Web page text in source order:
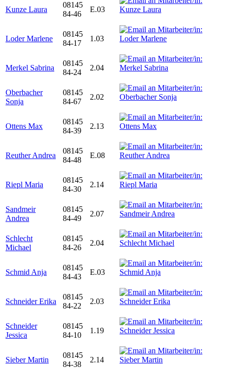
Kunze Laura
08145
84-46
E.03
Loder Marlene
08145
84-17
1.03
Merkel Sabrina
08145
84-24
2.04
Oberbacher
Sonja
08145
84-67
2.02
Ottens Max
08145
84-39
2.13
Reuther Andrea
08145
84-48
E.08
Riepl Maria
08145
84-30
2.14
Sandmeir
Andrea
08145
84-49
2.07
Schlecht
Michael
08145
84-26
2.04
Schmid Anja
08145
84-43
E.03
Schneider Erika
08145
84-22
2.03
Schneider
Jessica
08145
84-10
1.19
Sieber Martin
08145
84-38
2.14